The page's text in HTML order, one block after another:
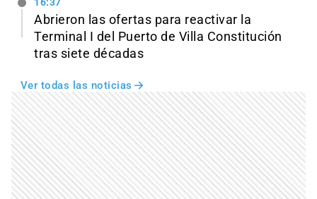
Abrieron las ofertas para reactivar la
Terminal I del Puerto de Villa Constitución
tras siete décadas
Ver todas las noticias